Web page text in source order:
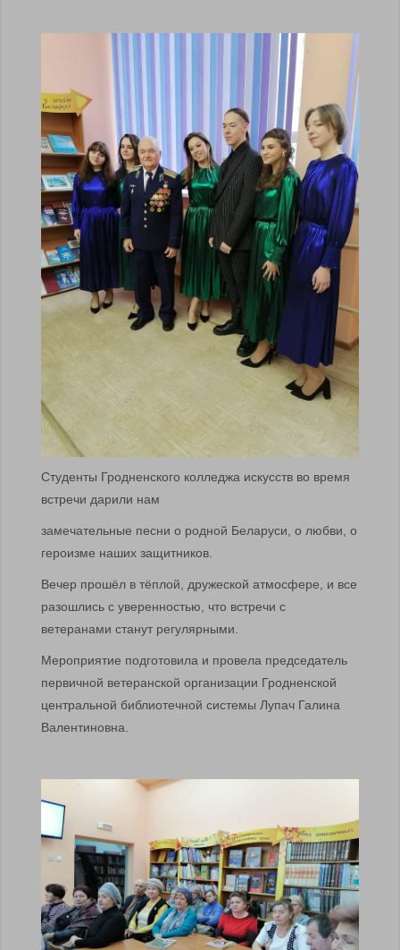
Студенты Гродненского колледжа искусств во время
встречи дарили нам
замечательные песни о родной Беларуси, о любви, о
героизме наших защитников.
Вечер прошёл в тёплой, дружеской атмосфере, и все
разошлись с уверенностью, что встречи с
ветеранами станут регулярными.
Мероприятие подготовила и провела председатель
первичной ветеранской организации Гродненской
центральной библиотечной системы Лупач Галина
Валентиновна.